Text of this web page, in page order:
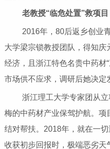
老教授“临危处置”救项目
2016年，80后返乡创业青
大学梁宗锁教授团队，得知
经济，且浙江特色名贵中药材“
市场供不应求，调研后她决定
浙江理工大学专家团从立
梅的中药材产业保驾护航。
结对帮扶。2018年，就在一
收获初步回报时，极端恶劣